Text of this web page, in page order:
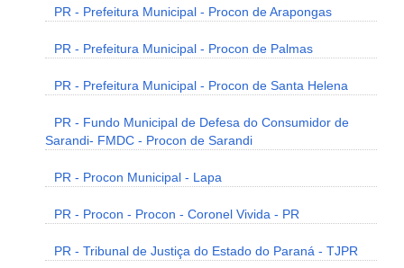
PR - Prefeitura Municipal - Procon de Arapongas
PR - Prefeitura Municipal - Procon de Palmas
PR - Prefeitura Municipal - Procon de Santa Helena
PR - Fundo Municipal de Defesa do Consumidor de
Sarandi- FMDC - Procon de Sarandi
PR - Procon Municipal - Lapa
PR - Procon - Procon - Coronel Vivida - PR
PR - Tribunal de Justiça do Estado do Paraná - TJPR